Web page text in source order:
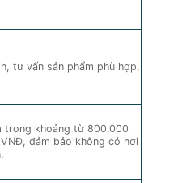
tư vấn sản phẩm phù hợp,
trong khoảng từ 800.000
đảm bảo không có nơi